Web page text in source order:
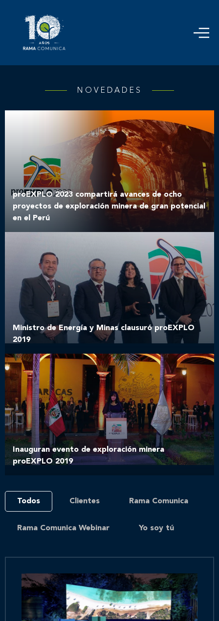
NOVEDADES
proEXPLO 2023 compartirá avances de ocho
proyectos de exploración minera de gran potencial
en el Perú
Ministro de Energía y Minas clausuró proEXPLO
2019
Inauguran evento de exploración minera
proEXPLO 2019
Todos Clientes Rama Comunica
Rama Comunica Webinar Yo soy tú